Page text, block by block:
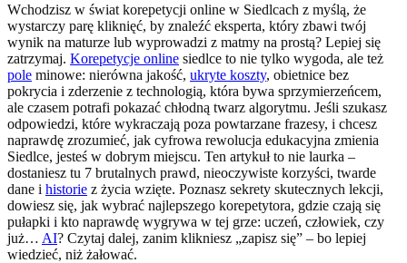
Wchodzisz w świat korepetycji online w Siedlcach z myślą, że
wystarczy parę kliknięć, by znaleźć eksperta, który zbawi twój
wynik na maturze lub wyprowadzi z matmy na prostą? Lepiej się
zatrzymaj. Korepetycje online siedlce to nie tylko wygoda, ale też
pole minowe: nierówna jakość, ukryte koszty, obietnice bez
pokrycia i zderzenie z technologią, która bywa sprzymierzeńcem,
ale czasem potrafi pokazać chłodną twarz algorytmu. Jeśli szukasz
odpowiedzi, które wykraczają poza powtarzane frazesy, i chcesz
naprawdę zrozumieć, jak cyfrowa rewolucja edukacyjna zmienia
Siedlce, jesteś w dobrym miejscu. Ten artykuł to nie laurka –
dostaniesz tu 7 brutalnych prawd, nieoczywiste korzyści, twarde
dane i historie z życia wzięte. Poznasz sekrety skutecznych lekcji,
dowiesz się, jak wybrać najlepszego korepetytora, gdzie czają się
pułapki i kto naprawdę wygrywa w tej grze: uczeń, człowiek, czy
już… AI? Czytaj dalej, zanim klikniesz „zapisz się” – bo lepiej
wiedzieć, niż żałować.